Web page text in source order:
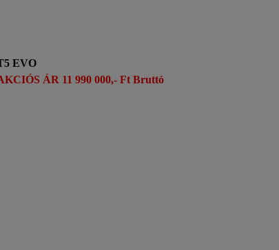
EVO
ÁR 11 990 000,- Ft Bruttó